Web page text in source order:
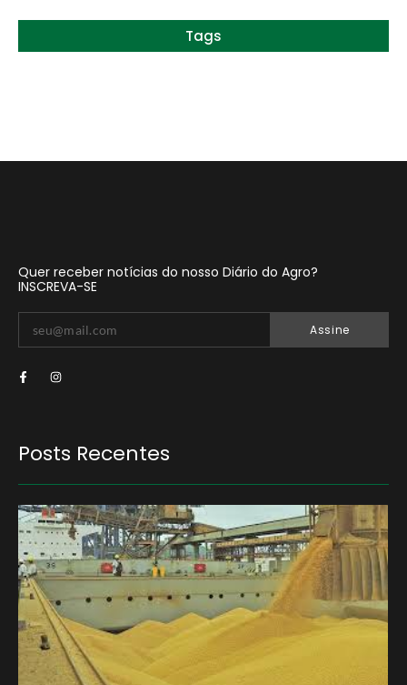
Tags
Quer receber notícias do nosso Diário do Agro?
INSCREVA-SE
Assine
Posts Recentes